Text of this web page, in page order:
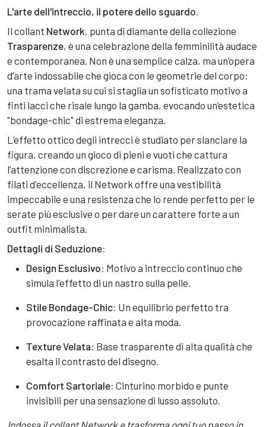
L'arte dell'intreccio, il potere dello sguardo.
Il collant Network, punta di diamante della collezione
Trasparenze, è una celebrazione della femminilità audace
e contemporanea. Non è una semplice calza, ma un’opera
d’arte indossabile che gioca con le geometrie del corpo:
una trama velata su cui si staglia un sofisticato motivo a
finti lacci che risale lungo la gamba, evocando un’estetica
"bondage-chic" di estrema eleganza.
L’effetto ottico degli intrecci è studiato per slanciare la
figura, creando un gioco di pieni e vuoti che cattura
l’attenzione con discrezione e carisma. Realizzato con
filati d'eccellenza, il Network offre una vestibilità
impeccabile e una resistenza che lo rende perfetto per le
serate più esclusive o per dare un carattere forte a un
outfit minimalista.
Dettagli di Seduzione:
Design Esclusivo: Motivo a intreccio continuo che
simula l'effetto di un nastro sulla pelle.
Stile Bondage-Chic: Un equilibrio perfetto tra
provocazione raffinata e alta moda.
Texture Velata: Base trasparente di alta qualità che
esalta il contrasto del disegno.
Comfort Sartoriale: Cinturino morbido e punte
invisibili per una sensazione di lusso assoluto.
Indossa il collant Network e trasforma ogni tuo passo in